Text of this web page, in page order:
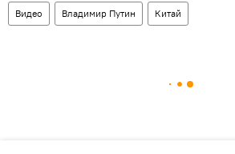
Видео Владимир Путин Китай